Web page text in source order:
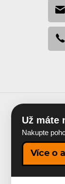
Už máte
Nakupte
Více o